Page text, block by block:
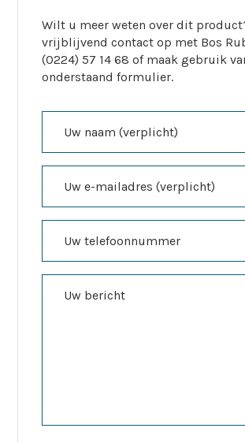
Wilt u meer weten over dit
vrijblijvend contact op met Bos
(0224) 57 14 68 of maak gebruik
onderstaand formulier.